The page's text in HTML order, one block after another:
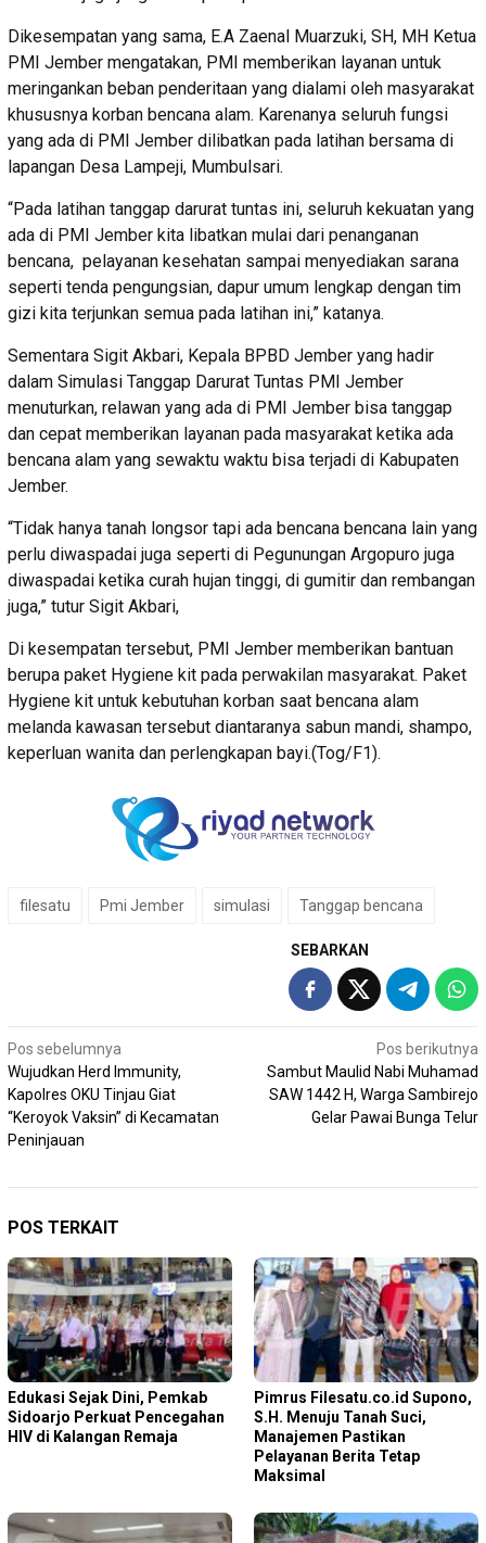
Dikesempatan yang sama, E.A Zaenal Muarzuki, SH, MH Ketua
PMI Jember mengatakan, PMI memberikan layanan untuk
meringankan beban penderitaan yang dialami oleh masyarakat
khususnya korban bencana alam. Karenanya seluruh fungsi
yang ada di PMI Jember dilibatkan pada latihan bersama di
lapangan Desa Lampeji, Mumbulsari.
“Pada latihan tanggap darurat tuntas ini, seluruh kekuatan yang
ada di PMI Jember kita libatkan mulai dari penanganan
bencana, pelayanan kesehatan sampai menyediakan sarana
seperti tenda pengungsian, dapur umum lengkap dengan tim
gizi kita terjunkan semua pada latihan ini,” katanya.
Sementara Sigit Akbari, Kepala BPBD Jember yang hadir
dalam Simulasi Tanggap Darurat Tuntas PMI Jember
menuturkan, relawan yang ada di PMI Jember bisa tanggap
dan cepat memberikan layanan pada masyarakat ketika ada
bencana alam yang sewaktu waktu bisa terjadi di Kabupaten
Jember.
“Tidak hanya tanah longsor tapi ada bencana bencana lain yang
perlu diwaspadai juga seperti di Pegunungan Argopuro juga
diwaspadai ketika curah hujan tinggi, di gumitir dan rembangan
juga,” tutur Sigit Akbari,
Di kesempatan tersebut, PMI Jember memberikan bantuan
berupa paket Hygiene kit pada perwakilan masyarakat. Paket
Hygiene kit untuk kebutuhan korban saat bencana alam
melanda kawasan tersebut diantaranya sabun mandi, shampo,
keperluan wanita dan perlengkapan bayi.(Tog/F1).
filesatu Pmi Jember simulasi Tanggap bencana
SEBARKAN
Navigasi
pos
Pos sebelumnya
Wujudkan Herd Immunity,
Kapolres OKU Tinjau Giat
“Keroyok Vaksin” di Kecamatan
Peninjauan
Pos berikutnya
Sambut Maulid Nabi Muhamad
SAW 1442 H, Warga Sambirejo
Gelar Pawai Bunga Telur
POS TERKAIT
Edukasi Sejak Dini, Pemkab
Sidoarjo Perkuat Pencegahan
HIV di Kalangan Remaja
Pimrus Filesatu.co.id Supono,
S.H. Menuju Tanah Suci,
Manajemen Pastikan
Pelayanan Berita Tetap
Maksimal